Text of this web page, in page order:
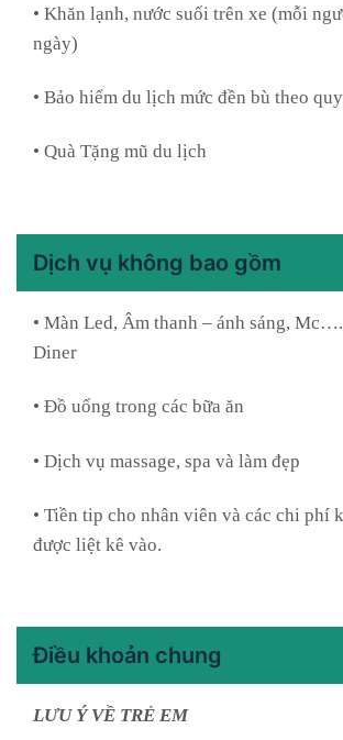
• Khăn lạnh, nước suối trên xe (mỗi
ngày)
• Bảo hiểm du lịch mức đền bù theo
• Quà Tặng mũ du lịch
Dịch vụ không bao gồm
• Màn Led, Âm thanh – ánh sáng,
Diner
• Đồ uống trong các bữa ăn
• Dịch vụ massage, spa và làm đẹp
• Tiền tip cho nhân viên và các chi phí
được liệt kê vào.
Điều khoản chung
LƯU Ý VỀ TRẺ EM